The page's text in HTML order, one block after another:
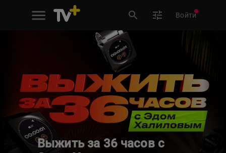
Войти
Выжить за 36 часов с